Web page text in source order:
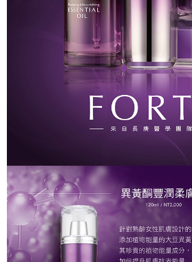
2.透過簡訊連結打開帳單後，可選擇「超商條碼
帳／街口支付／iPASS MONEY」等通路繳費。
【注意事項】
1.本服務係由「台灣大哥大股份有限公司」（以
用戶於交易時，得透過本服務購買商品或服務
買賣價金債權讓與本公司後，依約使用本公司帳
2.基於同意付款使用「大哥付你分期」之契約關
資料（包含姓名、電話或地址）提供予台灣大
由本公司與您本人進行分期帳單所需資料之確認
3.完整用戶服務條款，請詳閱以下連結： https://
結帳頁面，進行簡訊認證並確認金額後，即可
２．訂單成立數日內，您將收到繳費通知簡訊。
３．收到繳費通知簡訊後14天內，點擊此簡訊
ATM／網路銀行／等多元方式進行付款，方視為
※ 請注意：結帳手續完成當下不需立刻繳費，
購買商品的店家。未經商家同意取消之訂單仍
後付繳納相關費用。
※ 交易是否成功請以「AFTEE先享後付 」之結
是否繳費成功／繳費後需取消欲退款等相關疑
https://
１．透過由恩沛科技股份有限公司提供之「
易，需依本服務之必要範圍內提供個人資料，
權轉讓予恩沛科技股份有限公司。
２．關於個人資料處理事宜，請瀏覽以下網址：
https://aftee.tw/terms/#terms3
３．未成年的使用者請事先徵得法定代理人或監
「AFTEE先享後付」，若未經同意申辦者引起之
任。
４．使用「AFTEE先享後付」時，將依據個別
每筆NT$90，滿NT$1,000(含以上)免運費
付款後全家取貨
每筆NT$90，滿NT$1,000(含以上)免運費
付款後萊爾富取貨
每筆NT$90，滿NT$1,000(含以上)免運費
7-11取貨付款
每筆NT$90，滿NT$1,000(含以上)免運費
付款後7-11取貨